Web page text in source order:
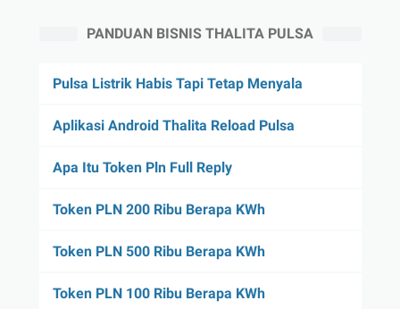
PANDUAN BISNIS THALITA PULSA
Pulsa Listrik Habis Tapi Tetap Menyala
Aplikasi Android Thalita Reload Pulsa
Apa Itu Token Pln Full Reply
Token PLN 200 Ribu Berapa KWh
Token PLN 500 Ribu Berapa KWh
Token PLN 100 Ribu Berapa KWh